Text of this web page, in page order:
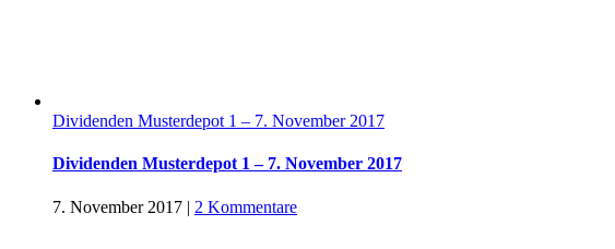
Dividenden Musterdepot 1 – 7. November 2017
Dividenden Musterdepot 1 – 7. November 2017
7. November 2017 | 2 Kommentare